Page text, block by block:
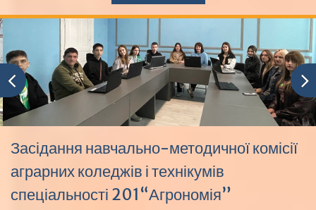
Засідання навчально-методичної комісії
аграрних коледжів і технікумів
спеціальності 201“Агрономія”